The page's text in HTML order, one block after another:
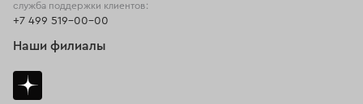
служба поддержки клиентов:
+7 499 519-00-00
Наши филиалы